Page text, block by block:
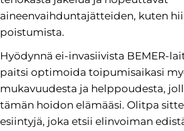
aineenvaihduntajätteiden, kuten
poistumista.
Hyödynnä ei-invasiivista BEMER-
paitsi optimoida toipumisaikasi
mukavuudesta ja helppoudesta,
tämän hoidon elämääsi. Olitpa
esiintyjä, joka etsii elinvoiman